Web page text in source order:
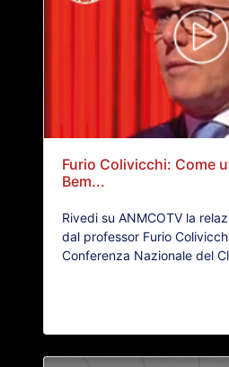
Furio Colivicchi: Come
Bem...
Rivedi su ANMCOTV la
dal professor Furio
Conferenza Nazionale del